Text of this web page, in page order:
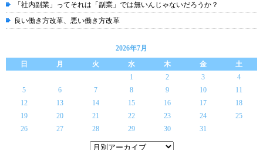
「社内副業」ってそれは「副業」では無いんじゃないだろうか？
良い働き方改革、悪い働き方改革
2026年7月
日
月 火 水 木 金
土
1
2 3
4
5
6 7 8 9 10
11
12
13 14 15 16 17
18
19
20 21 22 23 24
25
26
27 28 29 30 31